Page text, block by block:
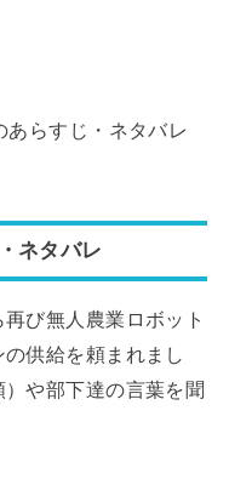
あらすじ・ネタバレ
ネタバレ
び無人農業ロボット
供給を頼まれまし
や部下達の言葉を聞